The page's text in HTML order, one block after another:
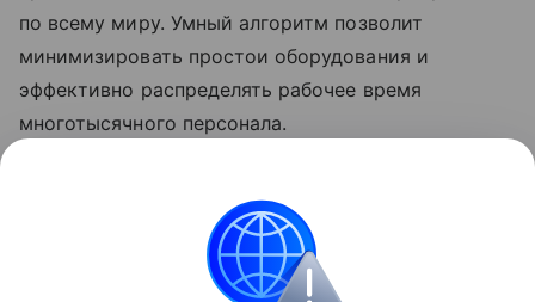
по всему миру. Умный алгоритм позволит
минимизировать простои оборудования и
эффективно распределять рабочее время
многотысячного персонала.
астероидами
улучшить логистику транспорта.